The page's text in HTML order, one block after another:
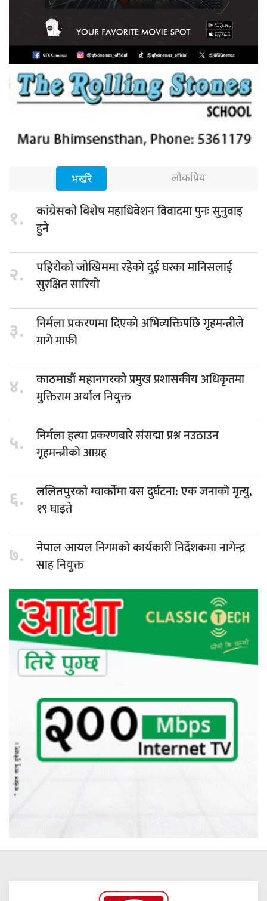
भर्खरै लोकप्रिय
१. कांग्रेसको विशेषमहाधिवेशन विवादमा पुनः सुनुवाइ
हुने
२. पहिरोको जोखिममारहेको दुई घरका मानिसलाई
सुरक्षित सारियो
३. निर्मला प्रकरणमादिएको अभिव्यक्तिपछि गृहमन्त्रीले
मागे माफी
४. काठमाडौं महानगरकोप्रमुख प्रशासकीय अधिकृतमा
मुक्तिराम अर्याल नियुक्त
५. निर्मला हत्याप्रकरणबारे संसद्मा प्रश्न नउठाउन
गृहमन्त्रीको आग्रह
६. ललितपुरको ग्वार्कोमाबस दुर्घटना: एक जनाकाे मृत्यु,
१९ घाइते
७. नेपाल आयलनिगमको कार्यकारी निर्देशकमा नागेन्द्र
साह नियुक्त